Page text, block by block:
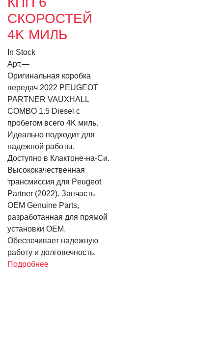
СКОРОСТЕЙ
4K МИЛЬ
In Stock
Арт.—
Оригинальная коробка
передач 2022 PEUGEOT
PARTNER VAUXHALL
COMBO 1.5 Diesel с
пробегом всего 4K миль.
Идеально подходит для
надежной работы.
Доступно в Клактоне-на-Си.
Высококачественная
трансмиссия для Peugeot
Partner (2022). Запчасть
OEM Genuine Parts,
разработанная для прямой
установки OEM.
Обеспечивает надежную
работу и долговечность.
Подробнее